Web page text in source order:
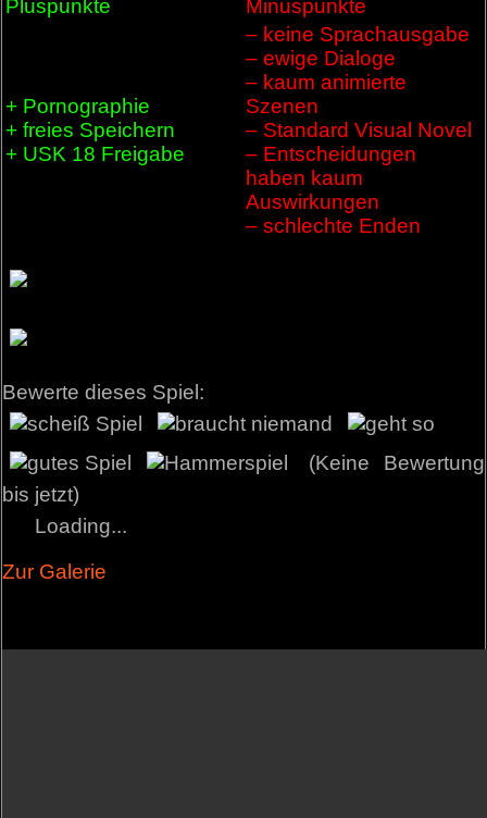
Pluspunkte Minuspunkte
+ Pornographie
+ freies Speichern
+ USK 18 Freigabe
– keine Sprachausgabe
– ewige Dialoge
– kaum animierte
Szenen
– Standard Visual Novel
– Entscheidungen
haben kaum
Auswirkungen
– schlechte Enden
Bewerte dieses Spiel:
(Keine Bewertung
bis jetzt)
Loading...
Zur Galerie